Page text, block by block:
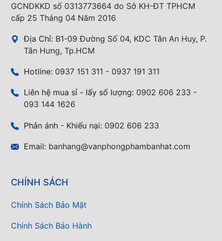
GCNDKKD số 0313773664 do Sở KH-ĐT TPHCM
cấp 25 Tháng 04 Năm 2016
Địa Chỉ: B1-09 Đường Số 04, KDC Tân An Huy, P.
Tân Hưng, Tp.HCM
Hotline: 0937 151 311 - 0937 191 311
Liên hệ mua sỉ - lấy số lượng: 0902 606 233 -
093 144 1626
Phản ánh - Khiếu nại: 0902 606 233
Email: banhang@vanphongphambanhat.com
CHÍNH SÁCH
Chính Sách Bảo Mật
Chính Sách Bảo Hành